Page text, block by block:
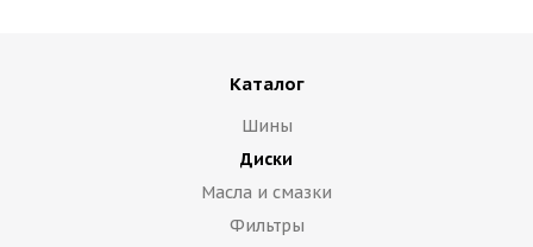
Каталог
Шины
Диски
Масла и смазки
Фильтры